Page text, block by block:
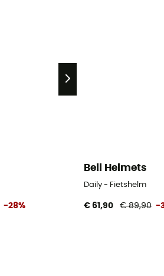
-28%
Bell Helmets
Daily - Fietshelm
€ 61,90 € 89,90 -